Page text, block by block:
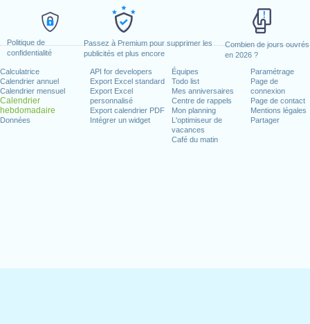
Politique de
confidentialité
Passez à Premium pour supprimer les
publicités et plus encore
Combien de jours ouvrés
en 2026 ?
Calculatrice
Calendrier annuel
Calendrier mensuel
Calendrier
hebdomadaire
Données
API for developers
Export Excel standard
Export Excel
personnalisé
Export calendrier PDF
Intégrer un widget
Équipes
Todo list
Mes anniversaires
Centre de rappels
Mon planning
L'optimiseur de
vacances
Café du matin
Paramétrage
Page de
connexion
Page de contact
Mentions légales
Partager